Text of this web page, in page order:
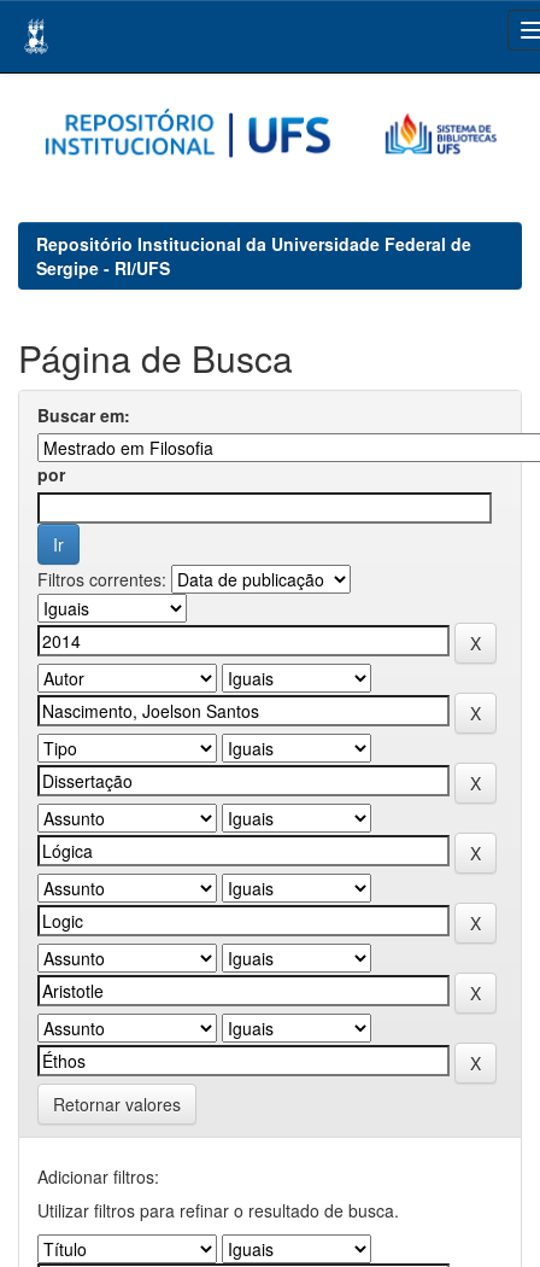
navigation
Repositório Institucional da Universidade Federal de
Sergipe - RI/UFS
Página de Busca
Buscar em:
por
Filtros correntes:
Retornar valores
Adicionar filtros:
Utilizar filtros para refinar o resultado de busca.